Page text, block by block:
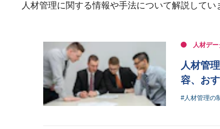
人材管理に関する情報や手法について解説してい
人材デ
人材管
容、お
#人材管理の